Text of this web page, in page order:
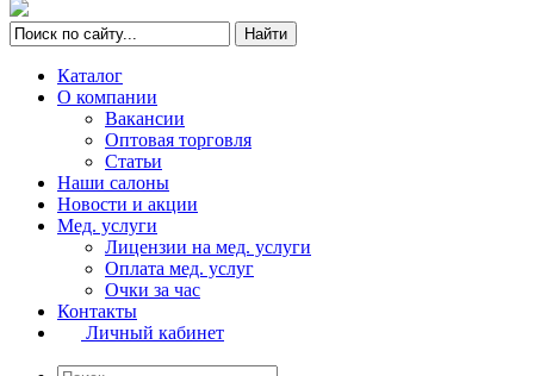
Каталог
О компании
Вакансии
Оптовая торговля
Статьи
Наши салоны
Новости и акции
Мед. услуги
Лицензии на мед. услуги
Оплата мед. услуг
Очки за час
Контакты
Личный кабинет